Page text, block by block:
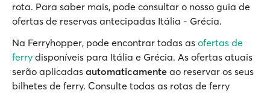
rota. Para saber mais, pode consultar o nosso guia de
ofertas de reservas antecipadas Itália - Grécia.
Na Ferryhopper, pode encontrar todas as ofertas de
ferry disponíveis para Itália e Grécia. As ofertas atuais
serão aplicadas automaticamente ao reservar os seus
bilhetes de ferry. Consulte todas as rotas de ferry